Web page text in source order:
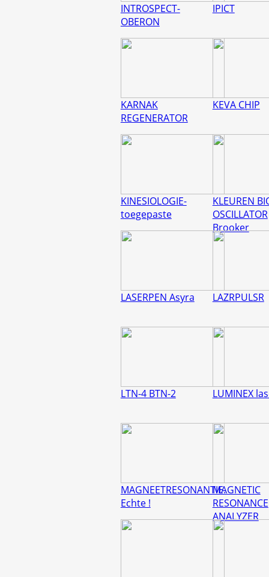
INTROSPECT-
OBERON
IPICT
KARNAK
REGENERATOR
KEVA CHIP
KINESIOLOGIE-
toegepaste
KLEUREN
OSCILLATOR
Brooker
LASERPEN Asyra LAZRPULSR
LTN-4 BTN-2 LUMINEX
MAGNEETRESONANTIE.
Echte !
MAGNETIC
RESONANCE
ANALYZER